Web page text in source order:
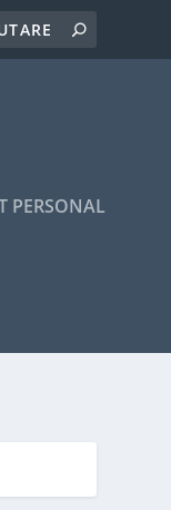
PERSONAL